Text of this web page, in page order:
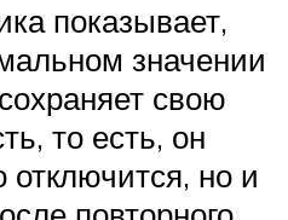
показывает,
значении
свою
то есть, он
отключится, но и